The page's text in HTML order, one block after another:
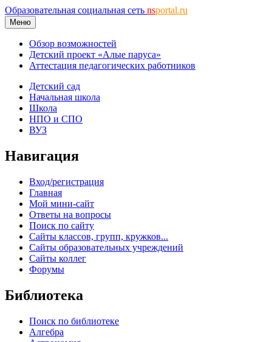
Образовательная социальная сеть nsportal.ru
Меню
Обзор возможностей
Детский проект «Алые паруса»
Аттестация педагогических работников
Детский сад
Начальная школа
Школа
НПО и СПО
ВУЗ
Навигация
Вход/регистрация
Главная
Мой мини-сайт
Ответы на вопросы
Поиск по сайту
Сайты классов, групп, кружков...
Сайты образовательных учреждений
Сайты коллег
Форумы
Библиотека
Поиск по библиотеке
Алгебра